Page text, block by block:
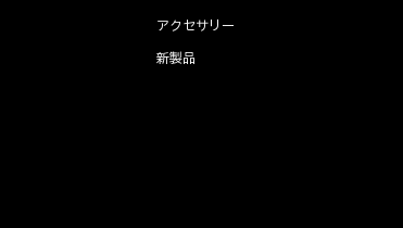
アクセサリー
新製品